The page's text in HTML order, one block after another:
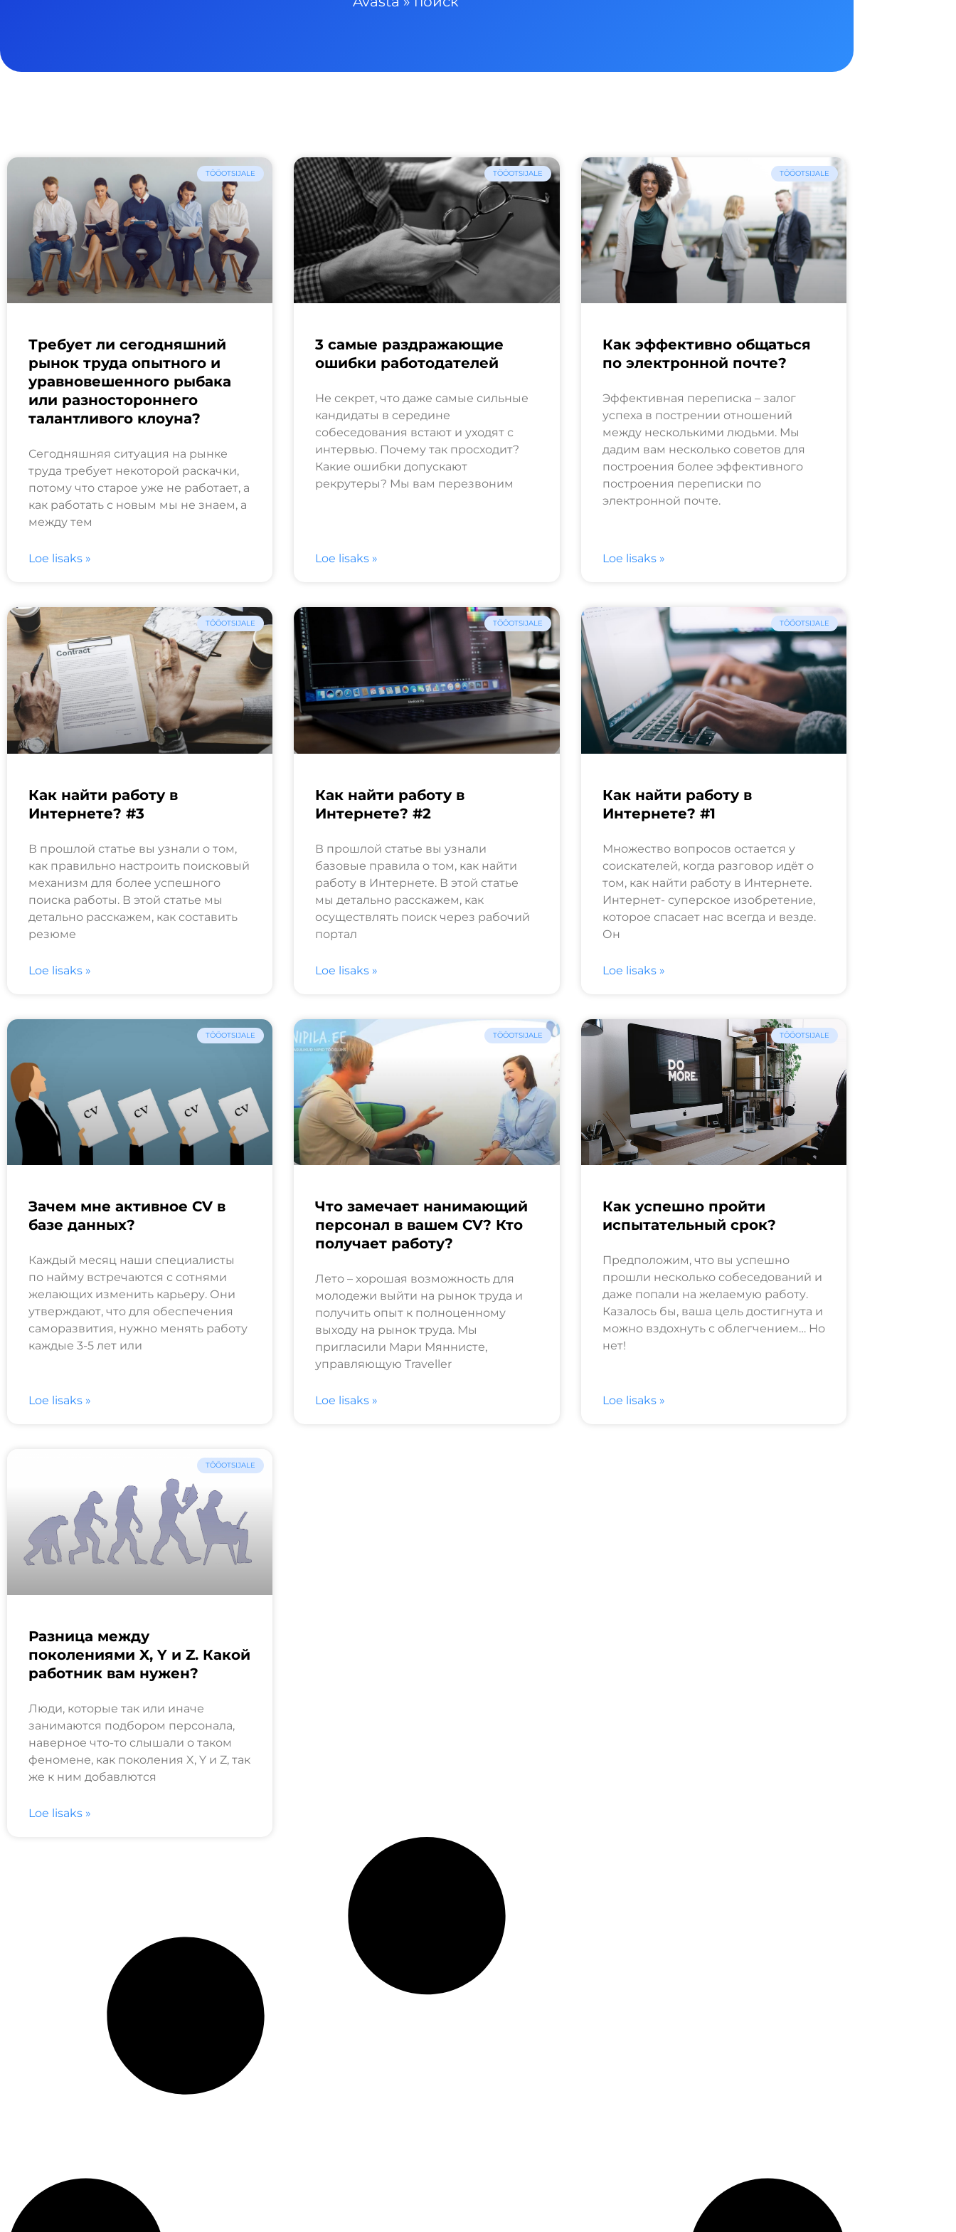
TÖÖOTSIJALE
Требует ли сегодняшний
рынок труда опытного и
уравновешенного рыбака
или разностороннего
талантливого клоуна?
Сегодняшняя ситуация на рынке
труда требует некоторой раскачки,
потому что старое уже не работает, а
как работать с новым мы не знаем, а
между тем
Loe lisaks »
TÖÖOTSIJALE
3 самые раздражающие
ошибки работодателей
Не секрет, что даже самые сильные
кандидаты в середине
собеседования встают и уходят с
интервью. Почему так просходит?
Какие ошибки допускают
рекрутеры? Мы вам перезвоним
Loe lisaks »
TÖÖOTSIJALE
Как эффективно общаться
по электронной почте?
Эффективная переписка – залог
успеха в пострении отношений
между несколькими людьми. Мы
дадим вам несколько советов для
построения более эффективного
построения переписки по
электронной почте.
Loe lisaks »
TÖÖOTSIJALE
Как найти работу в
Интернете? #3
В прошлой статье вы узнали о том,
как правильно настроить поисковый
механизм для более успешного
поиска работы. В этой статье мы
детально расскажем, как составить
резюме
Loe lisaks »
TÖÖOTSIJALE
Как найти работу в
Интернете? #2
В прошлой статье вы узнали
базовые правила о том, как найти
работу в Интернете. В этой статье
мы детально расскажем, как
осуществлять поиск через рабочий
портал
Loe lisaks »
TÖÖOTSIJALE
Как найти работу в
Интернете? #1
Множество вопросов остается у
соискателей, когда разговор идёт о
том, как найти работу в Интернете.
Интернет- суперское изобретение,
которое спасает нас всегда и везде.
Он
Loe lisaks »
TÖÖOTSIJALE
Зачем мне активное CV в
базе данных?
Каждый месяц наши специалисты
по найму встречаются с сотнями
желающих изменить карьеру. Они
утверждают, что для обеспечения
саморазвития, нужно менять работу
каждые 3-5 лет или
Loe lisaks »
TÖÖOTSIJALE
Что замечает нанимающий
персонал в вашем CV? Кто
получает работу?
Лето – хорошая возможность для
молодежи выйти на рынок труда и
получить опыт к полноценному
выходу на рынок труда. Мы
пригласили Мари Мяннисте,
управляющую Traveller
Loe lisaks »
TÖÖOTSIJALE
Как успешно пройти
испытательный срок?
Предположим, что вы успешно
прошли несколько собеседований и
даже попали на желаемую работу.
Казалось бы, ваша цель достигнута и
можно вздохнуть с облегчением… Но
нет!
Loe lisaks »
TÖÖOTSIJALE
Разница между
поколениями X, Y и Z. Какой
работник вам нужен?
Люди, которые так или иначе
занимаются подбором персонала,
наверное что-то слышали о таком
феномене, как поколения X, Y и Z, так
же к ним добавлются
Loe lisaks »